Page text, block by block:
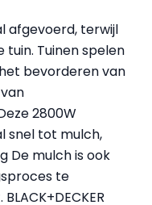
afgevoerd, terwijl
tuin. Tuinen spelen
bevorderen van
2800W
snel tot mulch,
De mulch is ook
te